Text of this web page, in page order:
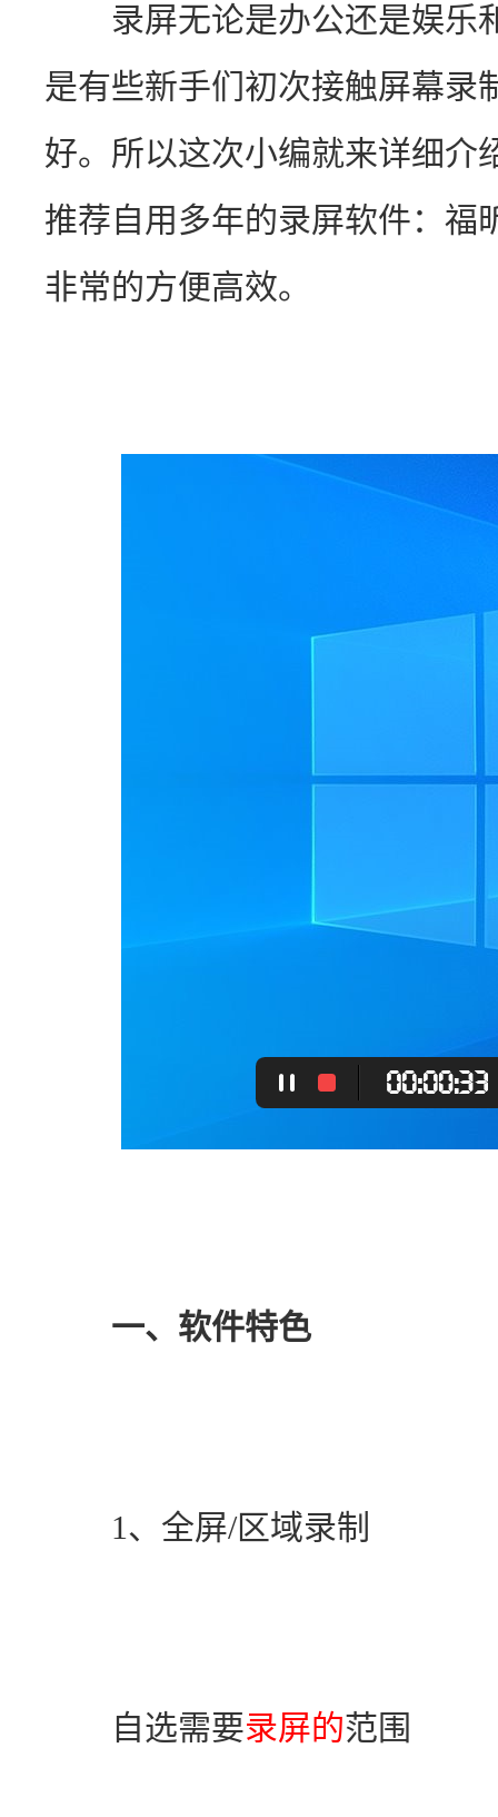
录屏无论是办公还是娱乐
是有些新手们初次接触屏幕录
好。所以这次小编就来详细介
推荐自用多年的录屏软件：福
非常的方便高效。
一、软件特色
1、全屏/区域录制
自选需要录屏的范围